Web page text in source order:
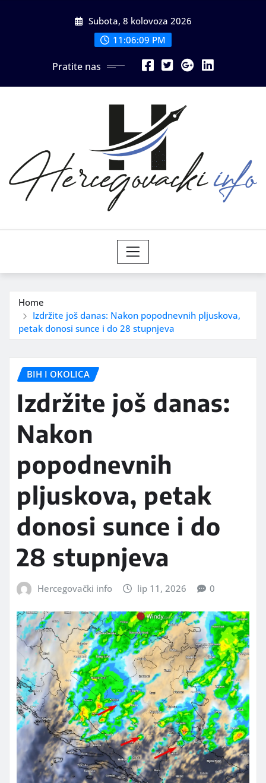
Subota, 8 kolovoza 2026
11:06:10 PM
Pratite nas
Home
Izdržite još danas: Nakon popodnevnih pljuskova,
petak donosi sunce i do 28 stupnjeva
BIH I OKOLICA
Izdržite još danas:
Nakon
popodnevnih
pljuskova, petak
donosi sunce i do
28 stupnjeva
Hercegovački info lip 11, 2026 0